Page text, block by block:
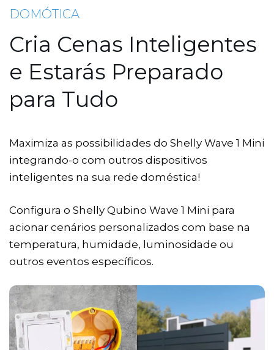
DOMÓTICA
Cria Cenas Inteligentes
e Estarás Preparado
para Tudo
Maximiza as possibilidades do Shelly Wave 1 Mini
integrando-o com outros dispositivos
inteligentes na sua rede doméstica!
Configura o Shelly Qubino Wave 1 Mini para
acionar cenários personalizados com base na
temperatura, humidade, luminosidade ou
outros eventos específicos.